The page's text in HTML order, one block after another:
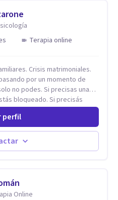
Terapia online
Crisis matrimoniales.
por un momento de
no podes. Si precisas una
bloqueado. Si precisás
proyectos, objetivos,
lo que te pasa no es tan
en adicciones y tu
está pasando. No dudes
a resolver la situación que
perfil
Online